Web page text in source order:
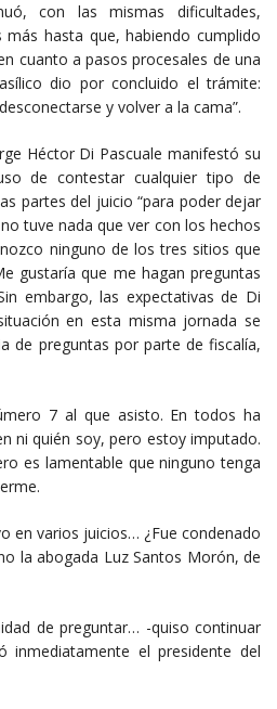
con las mismas dificultades,
hasta que, habiendo cumplido
cuanto a pasos procesales de una
dio por concluido el trámite:
y volver a la cama”.
Héctor Di Pascuale manifestó su
de contestar cualquier tipo de
partes del juicio “para poder dejar
tuve nada que ver con los hechos
ninguno de los tres sitios que
gustaría que me hagan preguntas
embargo, las expectativas de Di
en esta misma jornada se
de preguntas por parte de fiscalía,
7 al que asisto. En todos ha
ni quién soy, pero estoy imputado.
es lamentable que ninguno tenga
en varios juicios… ¿Fue condenado
la abogada Luz Santos Morón, de
de preguntar… -quiso continuar
inmediatamente el presidente del